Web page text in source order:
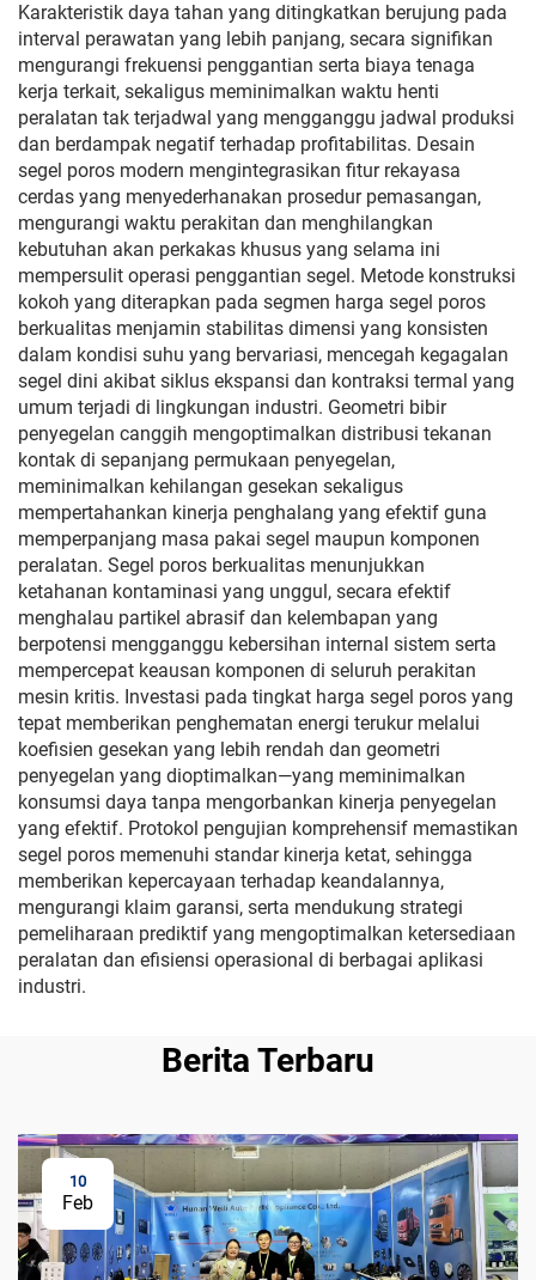
Karakteristik daya tahan yang ditingkatkan berujung pada
interval perawatan yang lebih panjang, secara signifikan
mengurangi frekuensi penggantian serta biaya tenaga
kerja terkait, sekaligus meminimalkan waktu henti
peralatan tak terjadwal yang mengganggu jadwal produksi
dan berdampak negatif terhadap profitabilitas. Desain
segel poros modern mengintegrasikan fitur rekayasa
cerdas yang menyederhanakan prosedur pemasangan,
mengurangi waktu perakitan dan menghilangkan
kebutuhan akan perkakas khusus yang selama ini
mempersulit operasi penggantian segel. Metode konstruksi
kokoh yang diterapkan pada segmen harga segel poros
berkualitas menjamin stabilitas dimensi yang konsisten
dalam kondisi suhu yang bervariasi, mencegah kegagalan
segel dini akibat siklus ekspansi dan kontraksi termal yang
umum terjadi di lingkungan industri. Geometri bibir
penyegelan canggih mengoptimalkan distribusi tekanan
kontak di sepanjang permukaan penyegelan,
meminimalkan kehilangan gesekan sekaligus
mempertahankan kinerja penghalang yang efektif guna
memperpanjang masa pakai segel maupun komponen
peralatan. Segel poros berkualitas menunjukkan
ketahanan kontaminasi yang unggul, secara efektif
menghalau partikel abrasif dan kelembapan yang
berpotensi mengganggu kebersihan internal sistem serta
mempercepat keausan komponen di seluruh perakitan
mesin kritis. Investasi pada tingkat harga segel poros yang
tepat memberikan penghematan energi terukur melalui
koefisien gesekan yang lebih rendah dan geometri
penyegelan yang dioptimalkan—yang meminimalkan
konsumsi daya tanpa mengorbankan kinerja penyegelan
yang efektif. Protokol pengujian komprehensif memastikan
segel poros memenuhi standar kinerja ketat, sehingga
memberikan kepercayaan terhadap keandalannya,
mengurangi klaim garansi, serta mendukung strategi
pemeliharaan prediktif yang mengoptimalkan ketersediaan
peralatan dan efisiensi operasional di berbagai aplikasi
industri.
Berita Terbaru
10
Feb